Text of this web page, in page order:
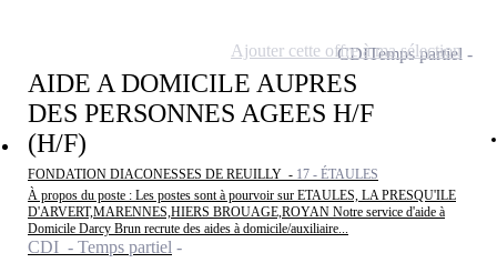
AIDE A DOMICILE AUPRES
DES PERSONNES AGEES H/F
(H/F)
FONDATION DIACONESSES DE REUILLY - 17 - ÉTAULES
À propos du poste : Les postes sont à pourvoir sur ETAULES, LA PRESQU'ILE
D'ARVERT,MARENNES,HIERS BROUAGE,ROYAN Notre service d'aide à
Domicile Darcy Brun recrute des aides à domicile/auxiliaire...
CDI - Temps partiel
CDITemps partiel
Ajouter cette offre à ma sélection